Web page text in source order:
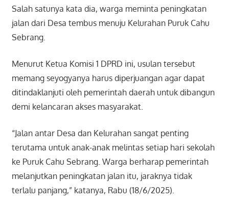
Salah satunya kata dia, warga meminta peningkatan
jalan dari Desa tembus menuju Kelurahan Puruk Cahu
Sebrang.
Menurut Ketua Komisi 1 DPRD ini, usulan tersebut
memang seyogyanya harus diperjuangan agar dapat
ditindaklanjuti oleh pemerintah daerah untuk dibangun
demi kelancaran akses masyarakat.
“Jalan antar Desa dan Kelurahan sangat penting
terutama untuk anak-anak melintas setiap hari sekolah
ke Puruk Cahu Sebrang. Warga berharap pemerintah
melanjutkan peningkatan jalan itu, jaraknya tidak
terlalu panjang,” katanya, Rabu (18/6/2025).